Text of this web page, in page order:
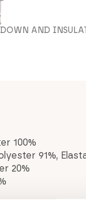
DOWN AND
100%
91%,
20%